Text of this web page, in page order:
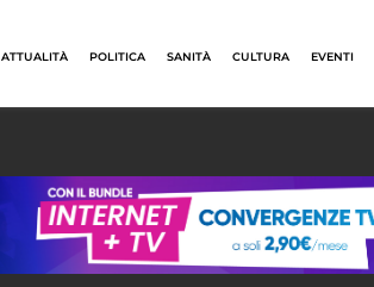
ATTUALITÀ POLITICA SANITÀ CULTURA EVENTI